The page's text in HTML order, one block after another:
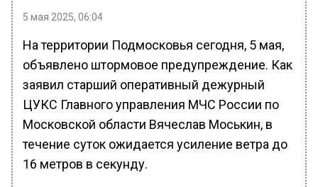
5 мая 2025, 06:04
На территории Подмосковья сегодня, 5 мая,
объявлено штормовое предупреждение. Как
заявил старший оперативный дежурный
ЦУКС Главного управления МЧС России по
Московской области Вячеслав Моськин, в
течение суток ожидается усиление ветра до
16 метров в секунду.